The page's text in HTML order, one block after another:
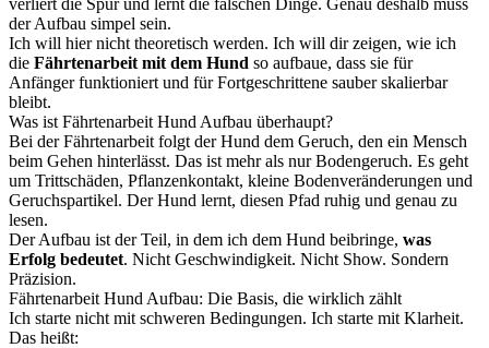
verliert die Spur und lernt die falschen Dinge. Genau deshalb muss
der Aufbau simpel sein.
Ich will hier nicht theoretisch werden. Ich will dir zeigen, wie ich
die Fährtenarbeit mit dem Hund so aufbaue, dass sie für
Anfänger funktioniert und für Fortgeschrittene sauber skalierbar
bleibt.
Was ist Fährtenarbeit Hund Aufbau überhaupt?
Bei der Fährtenarbeit folgt der Hund dem Geruch, den ein Mensch
beim Gehen hinterlässt. Das ist mehr als nur Bodengeruch. Es geht
um Trittschäden, Pflanzenkontakt, kleine Bodenveränderungen und
Geruchspartikel. Der Hund lernt, diesen Pfad ruhig und genau zu
lesen.
Der Aufbau ist der Teil, in dem ich dem Hund beibringe, was
Erfolg bedeutet. Nicht Geschwindigkeit. Nicht Show. Sondern
Präzision.
Fährtenarbeit Hund Aufbau: Die Basis, die wirklich zählt
Ich starte nicht mit schweren Bedingungen. Ich starte mit Klarheit.
Das heißt: